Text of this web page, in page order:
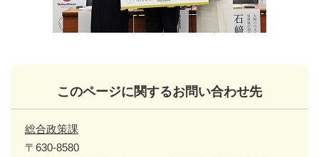
このページに関するお問い合わせ先
総合政策課
〒630-8580